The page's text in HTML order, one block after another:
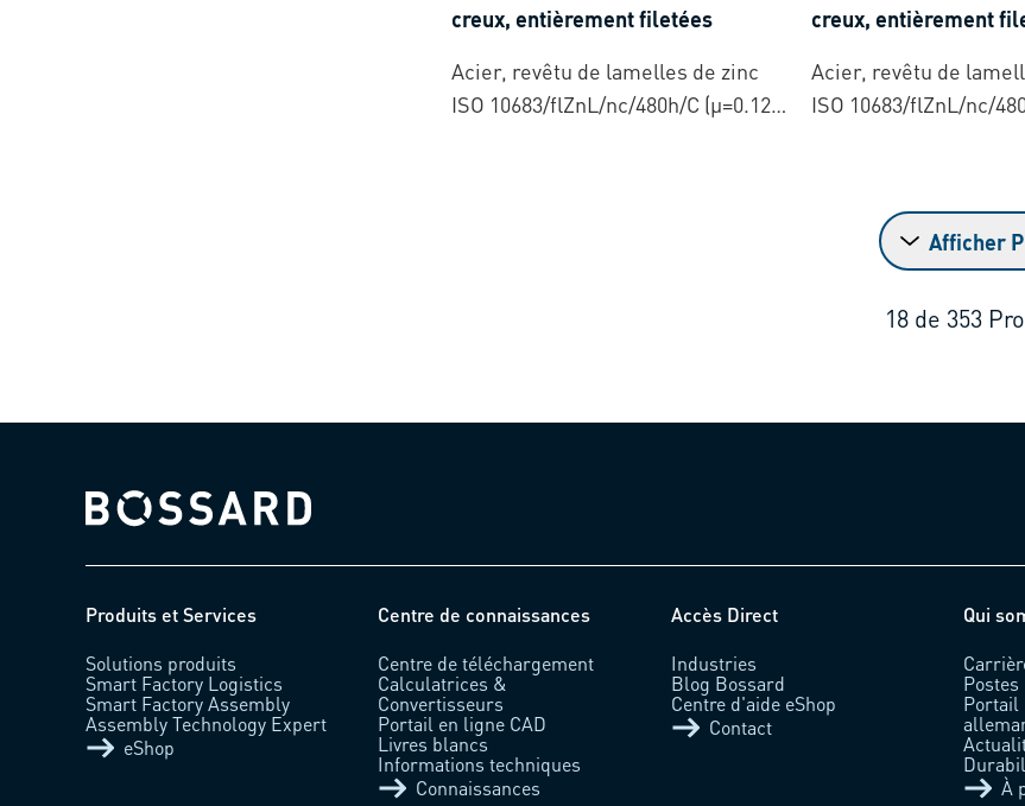
creux, entièrement filetées
Acier, revêtu de lamelles de zinc
ISO 10683/flZnL/nc/480h/C (µ=0.12-
creux, entièrement
Acier, revêtu de
ISO 10683/flZnL/nc/
Afficher
18 de 353
Bossard homepage
Produits et Services
Solutions produits
Smart Factory Logistics
Smart Factory Assembly
Assembly Technology Expert
eShop
Centre de connaissances
Centre de téléchargement
Calculatrices &
Convertisseurs
Portail en ligne CAD
Livres blancs
Informations techniques
Connaissances
Accès Direct
Industries
Blog Bossard
Centre d'aide eShop
Contact
Qui
Portail
À